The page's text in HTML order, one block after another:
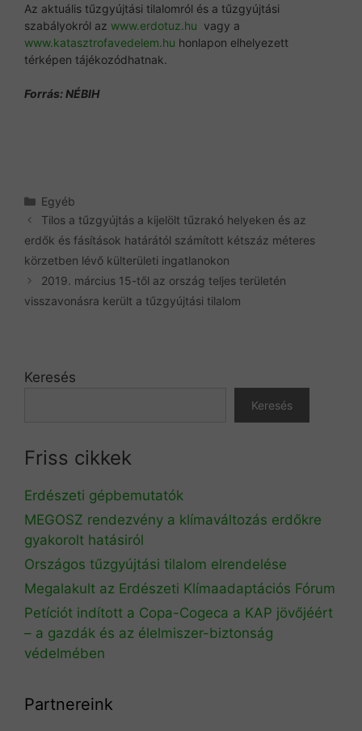
Az aktuális tűzgyújtási tilalomról és a tűzgyújtási
szabályokról az www.erdotuz.hu vagy a
www.katasztrofavedelem.hu honlapon elhelyezett
térképen tájékozódhatnak.
Forrás: NÉBIH
Kategória
Egyéb
Tilos a tűzgyújtás a kijelölt tűzrakó helyeken és az
erdők és fásítások határától számított kétszáz méteres
körzetben lévő külterületi ingatlanokon
2019. március 15-től az ország teljes területén
visszavonásra került a tűzgyújtási tilalom
Keresés
Keresés
Friss cikkek
Erdészeti gépbemutatók
MEGOSZ rendezvény a klímaváltozás erdőkre
gyakorolt hatásiról
Országos tűzgyújtási tilalom elrendelése
Megalakult az Erdészeti Klímaadaptációs Fórum
Petíciót indított a Copa-Cogeca a KAP jövőjéért
– a gazdák és az élelmiszer-biztonság
védelmében
Partnereink